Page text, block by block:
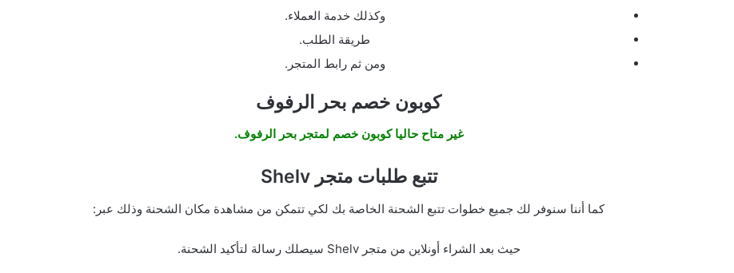
وكذلك خدمة العملاء.
طريقة الطلب.
ومن ثم رابط المتجر.
كوبون خصم بحر الرفوف
غير متاح حاليا كوبون خصم لمتجر بحر الرفوف.
تتبع طلبات متجر Shelv
كما أننا سنوفر لك جميع خطوات تتبع الشحنة الخاصة بك لكي تتمكن من مشاهدة مكان الشحنة وذلك عبر:
حيث بعد الشراء أونلاين من متجر Shelv سيصلك رسالة لتأكيد الشحنة.